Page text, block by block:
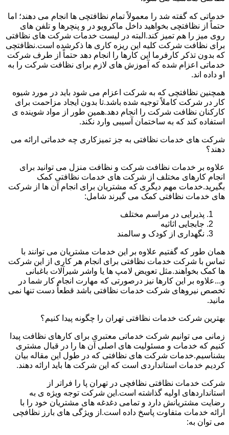
خدماتی که گفته شد را معمولاً تمام نظافتچی ها انجام می دهند؛ اما
حتماً از نظافتچی بخواهید داخل ماکرویو در و پنچرها و تلفن های
روی میز را هم تمیز کند.البته در لیست خدمات شرکت های نظافتی
برای نظافت شرکت کلیه این ریزه کاری ها ذکرشده است.نظافتچی
که بدون تذکر کارفرما این کارها را انجام دهد حتماً از طرف شرکت
خدماتی اعزام شده که آموزش های لازم برای نظافت شرکت را به
او داده اند.
همچنین نظافتچی که به شرکت اعزام می شود باید در مورد شیوه
کار در شرکت کاملاً توجیه شده باشد.تا بدون ایجاد مزاحمت برای
کارکنان نظافت شرکت را انجام دهد.همین طور از مواد شوینده ی
استفاده کند که به ساختمان آسیبی وارد نکند.
شرکت های خدمات نظافتی به جز تمیزکاری چه خدماتی ارائه می
دهند؟
علاوه بر خدمات نظافت شرکت و نظافت منزل می توانید برای
انجام کارهای مختلف از شرکت های خدمات نظافتی کمک
بگیرید.خدمات مهم دیگری که مشتریان برای انجام آن ها از شرکت
های خدمات نظافتی کمک می گیرند شامل:
پذیرایی در مراسم مختلف
جابجایی اثاثیه
نگهداری از کودک و سالمند
همان طور که گفتیم علاوه بر این خدمات مشتریان می توانند با
تماس با شرکت خدمات نظافتی برای انجام هر کاری از این شرکت
ها کمک بخواهند.مثل تعویض لامپ ها یا واشر شیرآلات باغبانی
و...علاوه بر این کارها نیز درصورتی که مهارت انجام کار شما در
تخصص نیروهای شرکت خدمات نظافتی باشد قطعاً دست تنها نمی
مانید.
بهترین شرکت خدمات نظافتی تهران را چگونه پیدا کنیم؟
زمانی می توانیم شرکت خدماتی معتبری برای کارهای نظافت پیدا
کنیم که خدمات و مسئولیت های اصلی آن ها را در قبال مشتری
بشناسیم.خدمات شرکت های نظافتی که در طول این مقاله بیان
کردیم خدمات استانداردی است که این شرکت ها باید ارائه دهند.
شرکت خدمات نظافتی نظافچی در تهران پا را فراتر از
استانداردهای اولیه گذاشته است.این شرکت توجه ویژه ی به
رضایت مشتریانش دارد و تمامی دغدغه های مشتریان خود را با
ارائه خدمات متفاوت پاسخ داده است.از ویژگی های بارز نظافچی
می توان به: